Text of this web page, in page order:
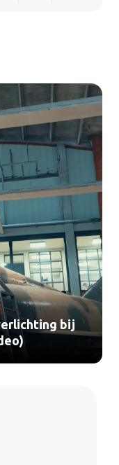
bij